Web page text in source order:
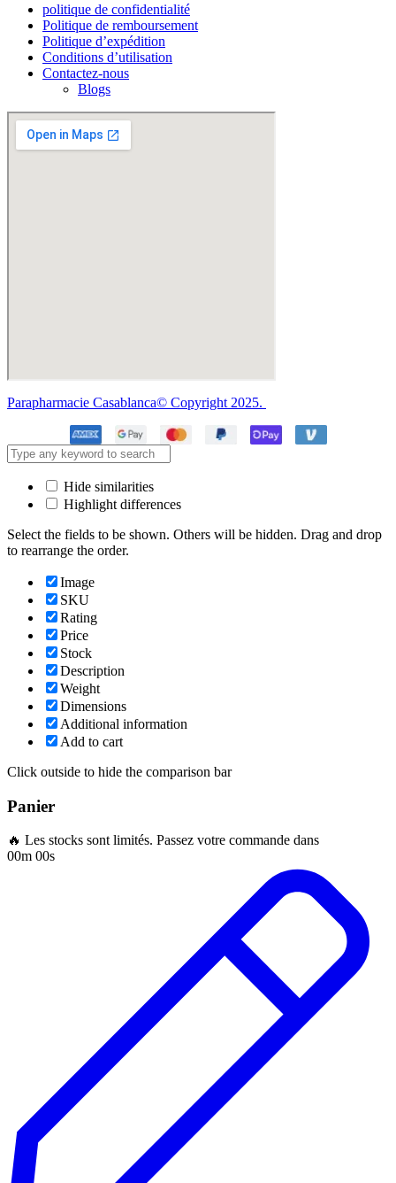
politique de confidentialité
Politique de remboursement
Politique d’expédition
Conditions d’utilisation
Contactez-nous
Blogs
Parapharmacie Casablanca© Copyright 2025.
Hide similarities
Highlight differences
Select the fields to be shown. Others will be hidden. Drag and drop
to rearrange the order.
Image
SKU
Rating
Price
Stock
Description
Weight
Dimensions
Additional information
Add to cart
Click outside to hide the comparison bar
Panier
🔥 Les stocks sont limités. Passez votre commande dans
00m 00s